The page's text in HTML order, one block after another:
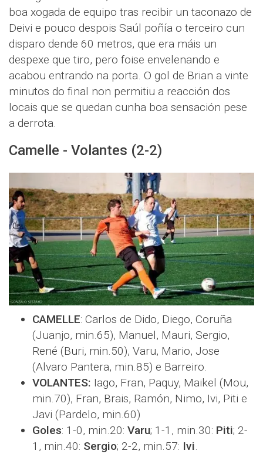
boa xogada de equipo tras recibir un taconazo de
Deivi e pouco despois Saúl poñía o terceiro cun
disparo dende 60 metros, que era máis un
despexe que tiro, pero foise envelenando e
acabou entrando na porta. O gol de Brian a vinte
minutos do final non permitiu a reacción dos
locais que se quedan cunha boa sensación pese
a derrota.
Camelle - Volantes (2-2)
CAMELLE: Carlos de Dido, Diego, Coruña
(Juanjo, min.65), Manuel, Mauri, Sergio,
René (Buri, min.50), Varu, Mario, Jose
(Alvaro Pantera, min.85) e Barreiro.
VOLANTES: Iago, Fran, Paquy, Maikel (Mou,
min.70), Fran, Brais, Ramón, Nimo, Ivi, Piti e
Javi (Pardelo, min.60)
Goles: 1-0, min.20: Varu; 1-1, min.30: Piti; 2-
1, min.40: Sergio; 2-2, min.57: Ivi.